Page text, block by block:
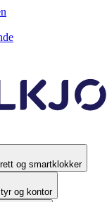
og smartklokker
og kontor